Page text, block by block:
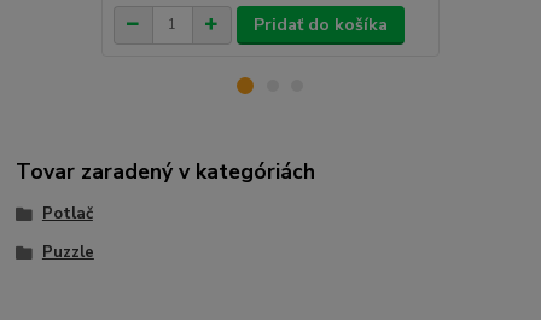
Pridať do košíka
Tovar zaradený v kategóriách
Potlač
Puzzle